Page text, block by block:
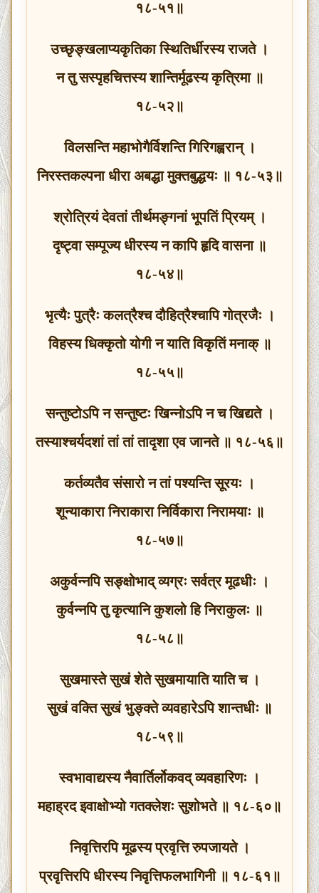
१८-५१॥
उच्छृङ्खलाप्यकृतिका स्थितिर्धीरस्य राजते ।
न तु सस्पृहचित्तस्य शान्तिर्मूढस्य कृत्रिमा ॥
१८-५२॥
विलसन्ति महाभोगैर्विशन्ति गिरिगह्वरान् ।
निरस्तकल्पना धीरा अबद्धा मुक्तबुद्धयः ॥ १८-५३॥
श्रोत्रियं देवतां तीर्थमङ्गनां भूपतिं प्रियम् ।
दृष्ट्वा सम्पूज्य धीरस्य न कापि हृदि वासना ॥
१८-५४॥
भृत्यैः पुत्रैः कलत्रैश्च दौहित्रैश्चापि गोत्रजैः ।
विहस्य धिक्कृतो योगी न याति विकृतिं मनाक् ॥
१८-५५॥
सन्तुष्टोऽपि न सन्तुष्टः खिन्नोऽपि न च खिद्यते ।
तस्याश्चर्यदशां तां तां तादृशा एव जानते ॥ १८-५६॥
कर्तव्यतैव संसारो न तां पश्यन्ति सूरयः ।
शून्याकारा निराकारा निर्विकारा निरामयाः ॥
१८-५७॥
अकुर्वन्नपि सङ्क्षोभाद् व्यग्रः सर्वत्र मूढधीः ।
कुर्वन्नपि तु कृत्यानि कुशलो हि निराकुलः ॥
१८-५८॥
सुखमास्ते सुखं शेते सुखमायाति याति च ।
सुखं वक्ति सुखं भुङ्क्ते व्यवहारेऽपि शान्तधीः ॥
१८-५९॥
स्वभावाद्यस्य नैवार्तिर्लोकवद् व्यवहारिणः ।
महाह्रद इवाक्षोभ्यो गतक्लेशः सुशोभते ॥ १८-६०॥
निवृत्तिरपि मूढस्य प्रवृत्ति रुपजायते ।
प्रवृत्तिरपि धीरस्य निवृत्तिफलभागिनी ॥ १८-६१॥